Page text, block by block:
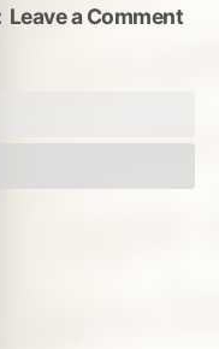
Leave a Commenton